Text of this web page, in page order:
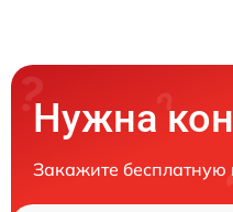
Нужна
Закажите бесплатную